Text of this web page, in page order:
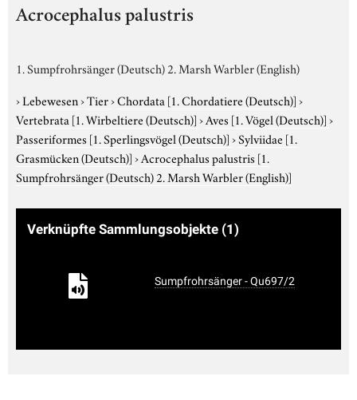
Acrocephalus palustris
1. Sumpfrohrsänger (Deutsch) 2. Marsh Warbler (English)
›Lebewesen›Tier›Chordata [1. Chordatiere (Deutsch)]›
Vertebrata [1. Wirbeltiere (Deutsch)]›Aves [1. Vögel (Deutsch)]›
Passeriformes [1. Sperlingsvögel (Deutsch)]›Sylviidae [1.
Grasmücken (Deutsch)]›Acrocephalus palustris [1.
Sumpfrohrsänger (Deutsch) 2. Marsh Warbler (English)]
Verknüpfte Sammlungsobjekte (1)
Sumpfrohrsänger - Qu697/2